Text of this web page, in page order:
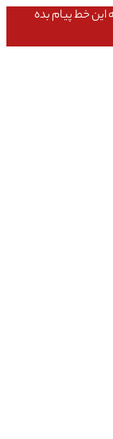
۰۹۹۲۴۰۰۹۵۲۵ - انتقاد یا پیشنهاد هم اگه داری به این خط پیام بده